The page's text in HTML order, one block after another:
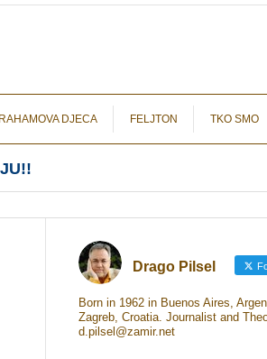
DJECA FELJTON TKO SMO
Drago Pilsel
Born in 1962 in Buenos Aires,
Zagreb, Croatia. Journalist and
d.pilsel@zamir.net